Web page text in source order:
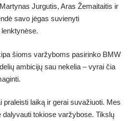
Jurgutis, Aras Žemaitaitis ir
savo jėgas suvienyti
šioms varžyboms pasirinko BMW
ambicijų sau nekelia – vyrai čia
praleisti laiką ir gerai suvažiuoti. Mes
dalyvauti tokiose varžybose. Tikslų